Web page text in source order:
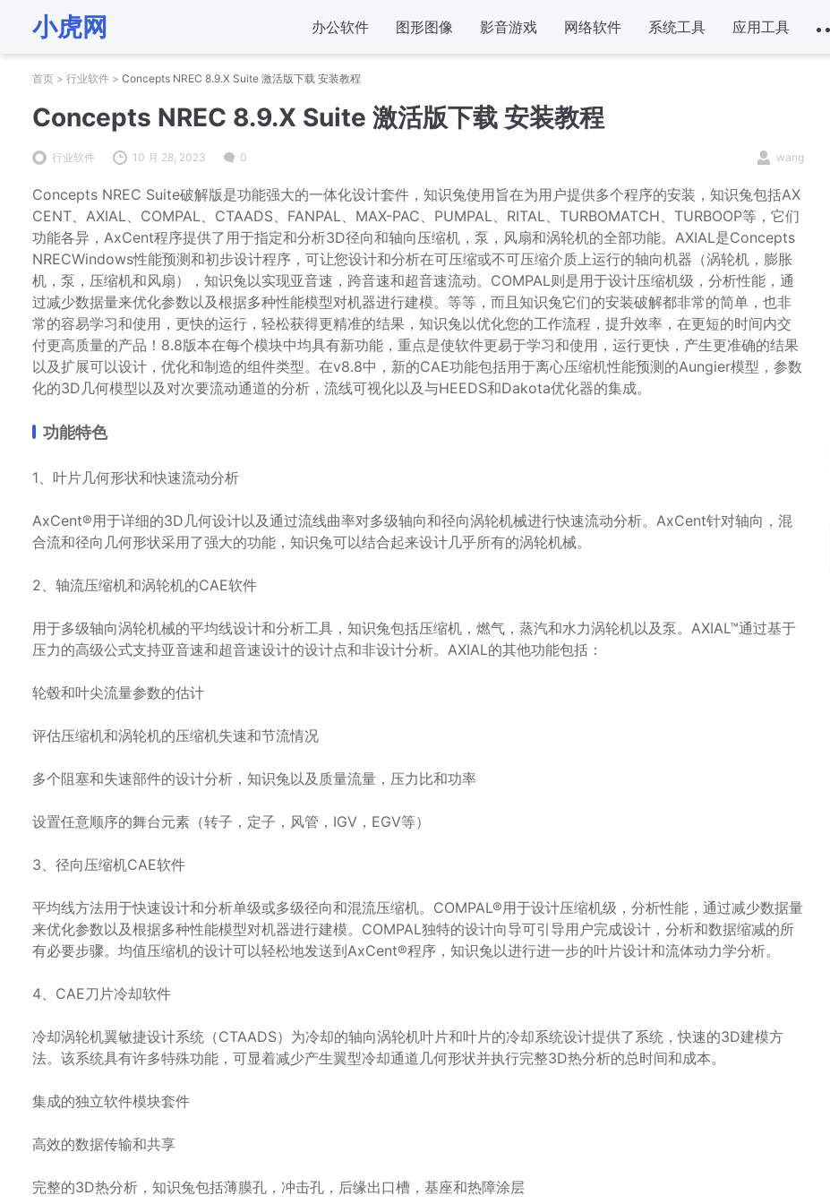
小虎网 办公软件 图形图像 影音游戏 网络软件 系统工具 应用工具
首页 > 行业软件 > Concepts NREC 8.9.X Suite 激活版下载 安装教程
Concepts NREC 8.9.X Suite 激活版下载 安装教程
行业软件 10 月 28, 2023 0 wang
Concepts NREC Suite破解版是功能强大的一体化设计套件，知识兔使用旨在为用户提供多个程序的安装，知识兔包括AX
CENT、AXIAL、COMPAL、CTAADS、FANPAL、MAX-PAC、PUMPAL、RITAL、TURBOMATCH、TURBOOP等，它们
功能各异，AxCent程序提供了用于指定和分析3D径向和轴向压缩机，泵，风扇和涡轮机的全部功能。AXIAL是Concepts
NRECWindows性能预测和初步设计程序，可让您设计和分析在可压缩或不可压缩介质上运行的轴向机器（涡轮机，膨胀
机，泵，压缩机和风扇），知识兔以实现亚音速，跨音速和超音速流动。COMPAL则是用于设计压缩机级，分析性能，通
过减少数据量来优化参数以及根据多种性能模型对机器进行建模。等等，而且知识兔它们的安装破解都非常的简单，也非
常的容易学习和使用，更快的运行，轻松获得更精准的结果，知识兔以优化您的工作流程，提升效率，在更短的时间内交
付更高质量的产品！8.8版本在每个模块中均具有新功能，重点是使软件更易于学习和使用，运行更快，产生更准确的结果
以及扩展可以设计，优化和制造的组件类型。在v8.8中，新的CAE功能包括用于离心压缩机性能预测的Aungier模型，参数
化的3D几何模型以及对次要流动通道的分析，流线可视化以及与HEEDS和Dakota优化器的集成。
功能特色
1、叶片几何形状和快速流动分析
AxCent®用于详细的3D几何设计以及通过流线曲率对多级轴向和径向涡轮机械进行快速流动分析。AxCent针对轴向，混
合流和径向几何形状采用了强大的功能，知识兔可以结合起来设计几乎所有的涡轮机械。
2、轴流压缩机和涡轮机的CAE软件
用于多级轴向涡轮机械的平均线设计和分析工具，知识兔包括压缩机，燃气，蒸汽和水力涡轮机以及泵。AXIAL™通过基于
压力的高级公式支持亚音速和超音速设计的设计点和非设计分析。AXIAL的其他功能包括：
轮毂和叶尖流量参数的估计
评估压缩机和涡轮机的压缩机失速和节流情况
多个阻塞和失速部件的设计分析，知识兔以及质量流量，压力比和功率
设置任意顺序的舞台元素（转子，定子，风管，IGV，EGV等）
3、径向压缩机CAE软件
平均线方法用于快速设计和分析单级或多级径向和混流压缩机。COMPAL®用于设计压缩机级，分析性能，通过减少数据量
来优化参数以及根据多种性能模型对机器进行建模。COMPAL独特的设计向导可引导用户完成设计，分析和数据缩减的所
有必要步骤。均值压缩机的设计可以轻松地发送到AxCent®程序，知识兔以进行进一步的叶片设计和流体动力学分析。
4、CAE刀片冷却软件
冷却涡轮机翼敏捷设计系统（CTAADS）为冷却的轴向涡轮机叶片和叶片的冷却系统设计提供了系统，快速的3D建模方
法。该系统具有许多特殊功能，可显着减少产生翼型冷却通道几何形状并执行完整3D热分析的总时间和成本。
集成的独立软件模块套件
高效的数据传输和共享
完整的3D热分析，知识兔包括薄膜孔，冲击孔，后缘出口槽，基座和热障涂层